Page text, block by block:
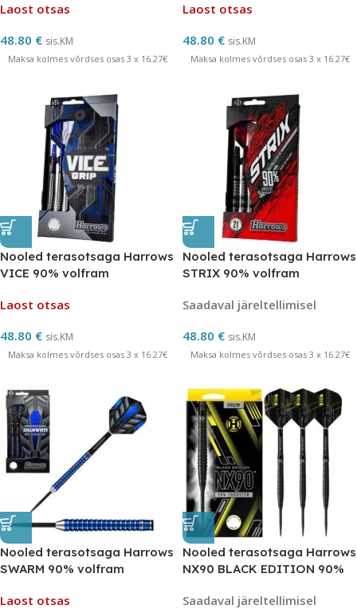
Laost otsas
48.80 € sis.KM
Maksa kolmes võrdses osas 3 x 16.27€
Laost otsas
48.80 € sis.KM
Maksa kolmes võrdses osas 3 x 16.27€
Nooled terasotsaga Harrows
VICE 90% volfram
Laost otsas
48.80 € sis.KM
Maksa kolmes võrdses osas 3 x 16.27€
Nooled terasotsaga Harrows
STRIX 90% volfram
Saadaval järeltellimisel
48.80 € sis.KM
Maksa kolmes võrdses osas 3 x 16.27€
Nooled terasotsaga Harrows
SWARM 90% volfram
Laost otsas
Nooled terasotsaga Harrows
NX90 BLACK EDITION 90%
Saadaval järeltellimisel